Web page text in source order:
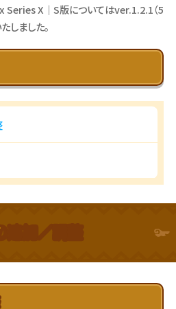
X｜S版についてはver.1.2.1（5
しました。
追加／調整